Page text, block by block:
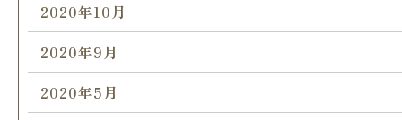
2020年10月
2020年9月
2020年5月